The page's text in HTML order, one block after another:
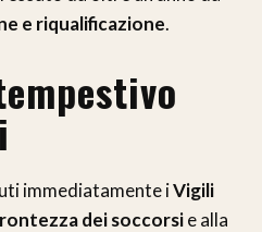
e riqualificazione.
immediatamente iVigili
dei soccorsie alla